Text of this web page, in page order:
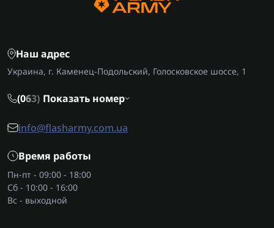
Наш адрес
Украина, г. Каменец-Подольский, Голосковское шоссе, 1
(063) Показать номер
info@flasharmy.com.ua
Время работы
Пн-пт - 09:00 - 18:00
Сб - 10:00 - 16:00
Вс - выходной